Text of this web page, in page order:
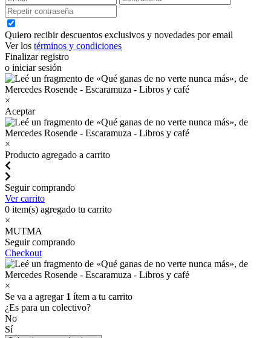
Quiero recibir descuentos exclusivos y novedades por email
Ver los términos y condiciones
Finalizar registro
o iniciar sesión
×
Aceptar
×
Producto agregado a carrito
Seguir comprando
Ver carrito
0 item(s) agregado tu carrito
×
MUTMA
Seguir comprando
Checkout
×
Se va a agregar 1 ítem a tu carrito
¿Es para un colectivo?
No
Sí